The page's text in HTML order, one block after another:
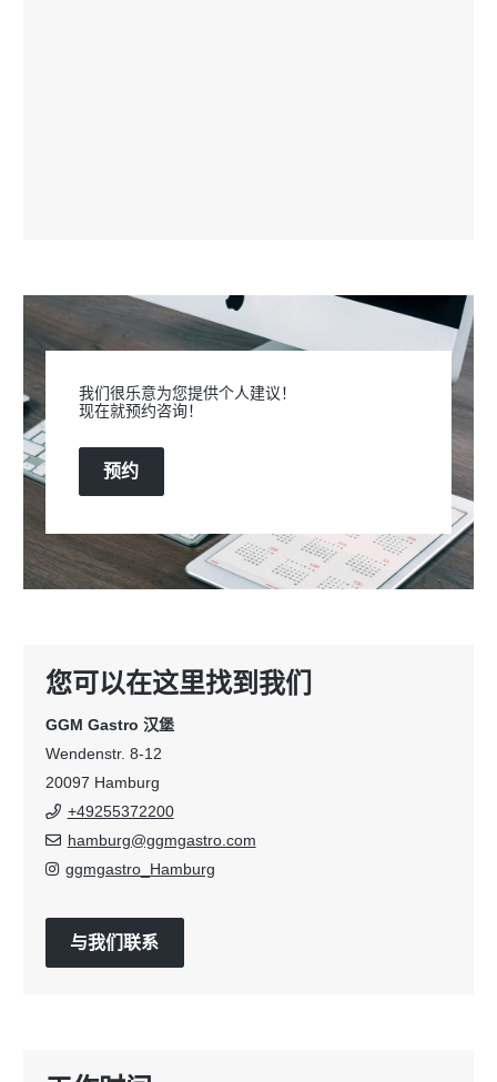
我们很乐意为您提供个人建议！
现在就预约咨询！
预约
您可以在这里找到我们
GGM Gastro 汉堡
Wendenstr. 8-12
20097 Hamburg
+49255372200
hamburg@ggmgastro.com
ggmgastro_Hamburg
与我们联系